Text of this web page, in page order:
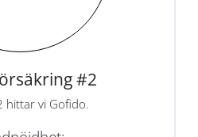
#2
hittar vi Gofido.